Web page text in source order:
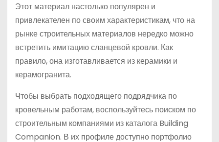
Этот материал настолько популярен и
привлекателен по своим характеристикам, что на
рынке строительных материалов нередко можно
встретить имитацию сланцевой кровли. Как
правило, она изготавливается из керамики и
керамогранита.
Чтобы выбрать подходящего подрядчика по
кровельным работам, воспользуйтесь поиском по
строительным компаниями из каталога Building
Companion. В их профиле доступно портфолио